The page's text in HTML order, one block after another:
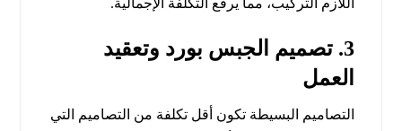
اللازم التركيب، مما يرفع التكلفة الإجمالية.
3. تصميم الجبس بورد وتعقيد
العمل
التصاميم البسيطة تكون أقل تكلفة من التصاميم التي